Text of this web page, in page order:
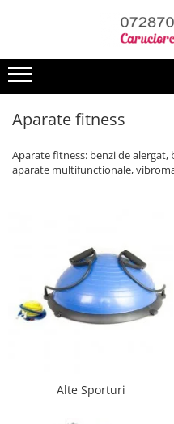
Carucioare copii
Carucioare copii 2in1
Carucioare copii 3in1
Saci si invelitoare
Huse ploaie si antiinsecte
Genti mamici
Umbrele carucioare
Aparate fitness
Aparate fitness: benzi de
aparate multifunctionale,
Alte Sporturi